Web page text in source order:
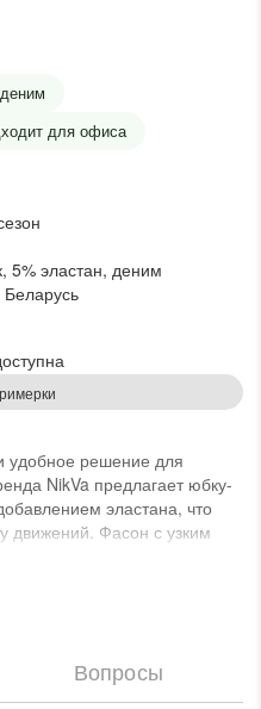
для офиса
5% эластан, деним
Беларусь
удобное решение для
NikVa предлагает юбку-
эластана, что
движений. Фасон с узким
по спинке. Огромный
сезоны, добавив нотку
Вопросы